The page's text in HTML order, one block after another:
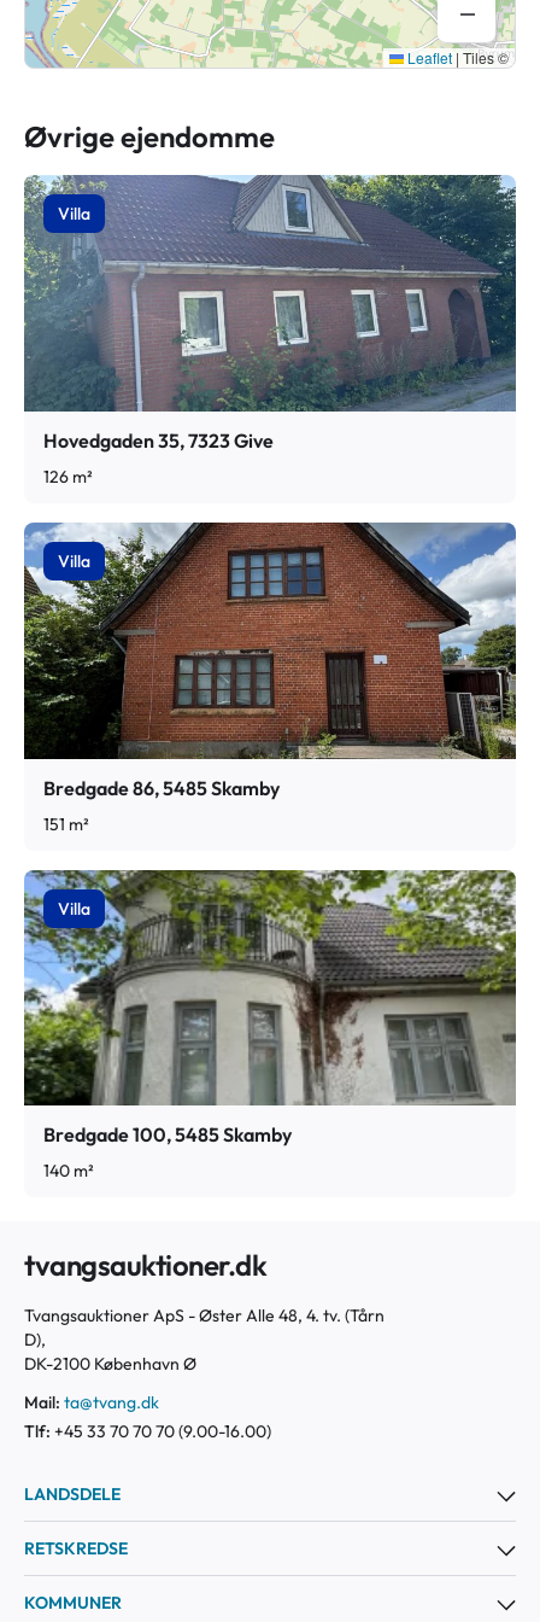
Leaflet | Tiles ©
Øvrige ejendomme
Villa
Hovedgaden 35, 7323 Give
126 m²
Villa
Bredgade 86, 5485 Skamby
151 m²
Villa
Bredgade 100, 5485 Skamby
140 m²
tvangsauktioner.dk
Tvangsauktioner ApS - Øster Alle 48, 4. tv. (Tårn
D),
DK-2100 København Ø
Mail: ta@tvang.dk
Tlf: +45 33 70 70 70 (9.00-16.00)
LANDSDELE
RETSKREDSE
KOMMUNER